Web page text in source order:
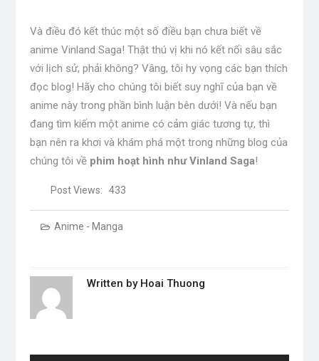
Và điều đó kết thúc một số điều bạn chưa biết về
anime Vinland Saga! Thật thú vị khi nó kết nối sâu sắc
với lịch sử, phải không? Vâng, tôi hy vọng các bạn thích
đọc blog! Hãy cho chúng tôi biết suy nghĩ của bạn về
anime này trong phần bình luận bên dưới! Và nếu bạn
đang tìm kiếm một anime có cảm giác tương tự, thì
bạn nên ra khơi và khám phá một trong những blog của
chúng tôi về phim hoạt hình như Vinland Saga!
Post Views: 433
Anime - Manga
Written by Hoai Thuong